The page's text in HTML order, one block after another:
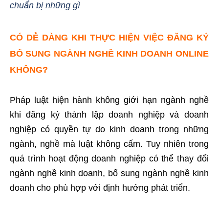
chuẩn bị những gì
CÓ DỄ DÀNG KHI THỰC HIỆN VIỆC ĐĂNG KÝ
BỔ SUNG NGÀNH NGHỀ KINH DOANH ONLINE
KHÔNG?
Pháp luật hiện hành không giới hạn ngành nghề
khi đăng ký thành lập doanh nghiệp và doanh
nghiệp có quyền tự do kinh doanh trong những
ngành, nghề mà luật không cấm. Tuy nhiên trong
quá trình hoạt động doanh nghiệp có thể thay đổi
ngành nghề kinh doanh, bổ sung ngành nghề kinh
doanh cho phù hợp với định hướng phát triển.